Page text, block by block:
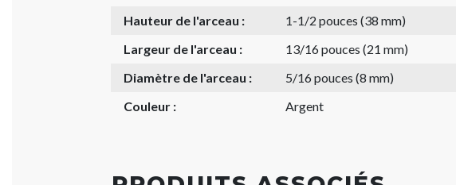
Hauteur de l'arceau :
1-1/2 pouces (38 mm)
Largeur de l'arceau :
13/16 pouces (21 mm)
Diamètre de l'arceau :
5/16 pouces (8 mm)
Couleur :
Argent